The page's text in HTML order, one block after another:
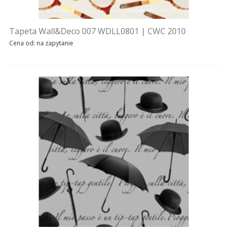
WZÓR 2023
WZÓR 2022
WZÓR 2020
WZÓR 2019
WZÓR 2018
WZÓR 2017
WZÓR 2016
WZÓR 2015
Tapeta Wall&Deco 007 WDLL0801 | CWC 2010
Cena od: na zapytanie